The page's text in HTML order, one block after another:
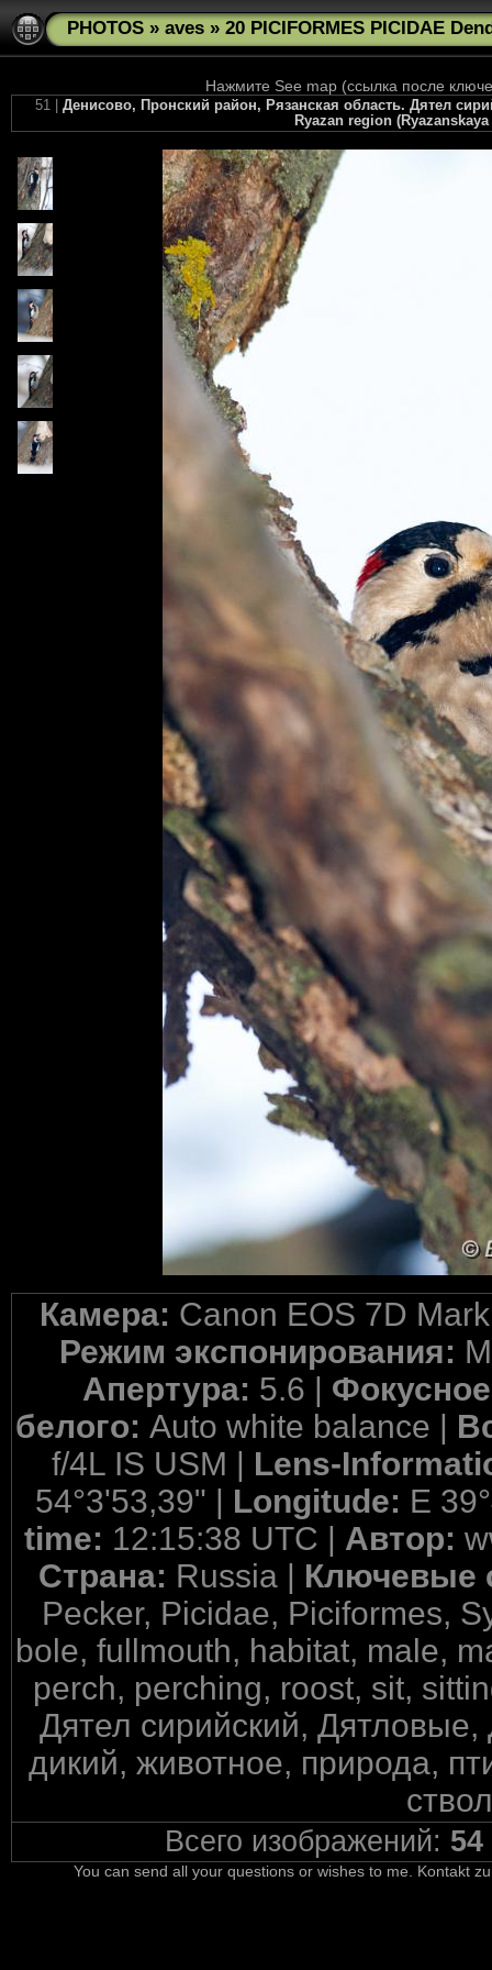
PHOTOS » aves » 20 PICIFORMES PICIDAE
Нажмите See map (ссылка после
51 | Денисово, Пронский район, Рязанская область. Дятел
Ryazan region
Камера: Canon EOS 7D
Режим экспонирования:
Апертура: 5.6 |
белого: Auto white balance |
f/4L IS USM | Lens-
54°3'53,39" | Longitude: E
time: 12:15:38 UTC | Автор:
Страна: Russia | Ключевые
Pecker, Picidae, Piciformes,
bole, fullmouth, habitat, male,
perch, perching, roost, sit,
Дятел сирийский,
дикий, животное, природа,
Всего изображений: 54
You can send all your questions or wishes to me. Kontakt